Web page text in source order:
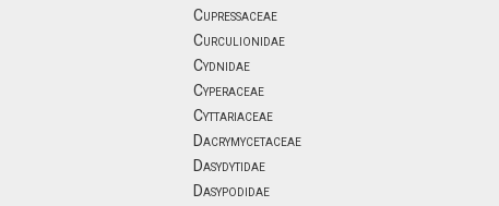
Cupressaceae
Curculionidae
Cydnidae
Cyperaceae
Cyttariaceae
Dacrymycetaceae
Dasydytidae
Dasypodidae